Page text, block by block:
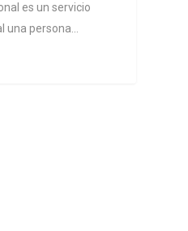
es un servicio
una persona…